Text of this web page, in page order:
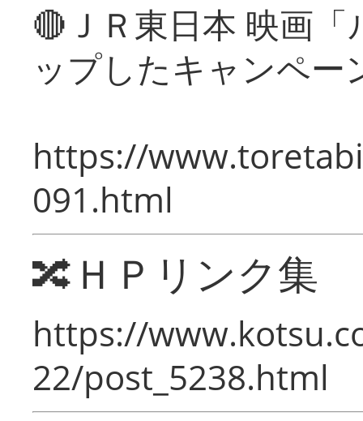
🔴ＪＲ東日本 映画
ップしたキャンペー
https://
091.html
🔀ＨＰリンク集
https://
22/post_5238.html